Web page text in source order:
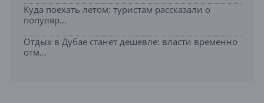
Куда поехать летом: туристам рассказали о
популяр...
Отдых в Дубае станет дешевле: власти временно
отм...